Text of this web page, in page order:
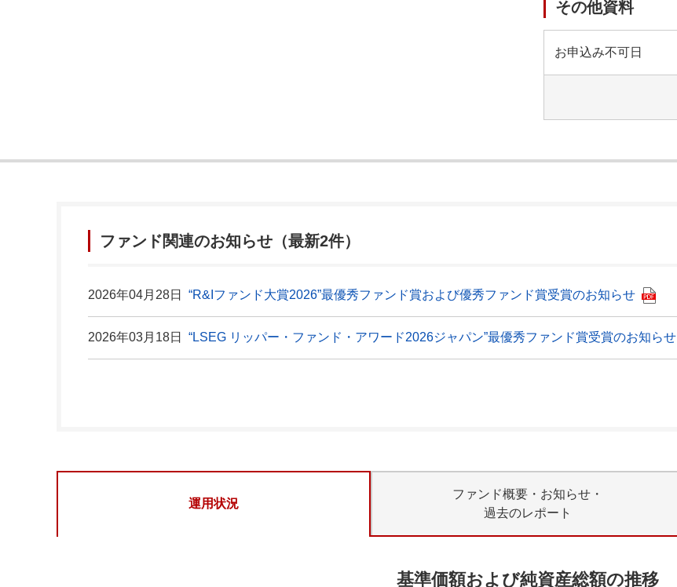
その他資料
お申込み不可日
ファンド関連のお知らせ（最新2件）
2026年04月28日 “R&Iファンド大賞2026”最優秀ファンド賞および優秀ファンド賞受賞のお知らせ
2026年03月18日 “LSEG リッパー・ファンド・アワード2026ジャパン”最優秀ファンド賞受賞のお知らせ
運用状況
ファンド概要・お知らせ・
過去のレポート
基準価額および純資産総額の推移